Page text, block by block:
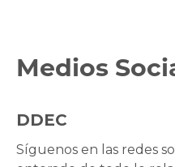
Medios
DDEC
Síguenos en las redes